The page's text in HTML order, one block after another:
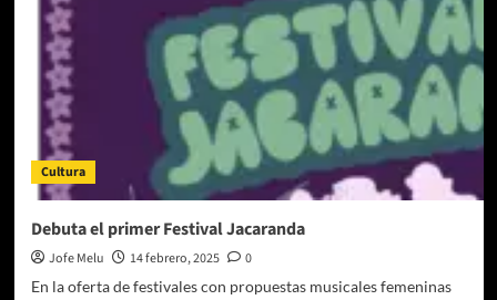
Cultura
Debuta el primer Festival Jacaranda
Jofe Melu 14 febrero, 2025
0
En la oferta de festivales con propuestas musicales femeninas